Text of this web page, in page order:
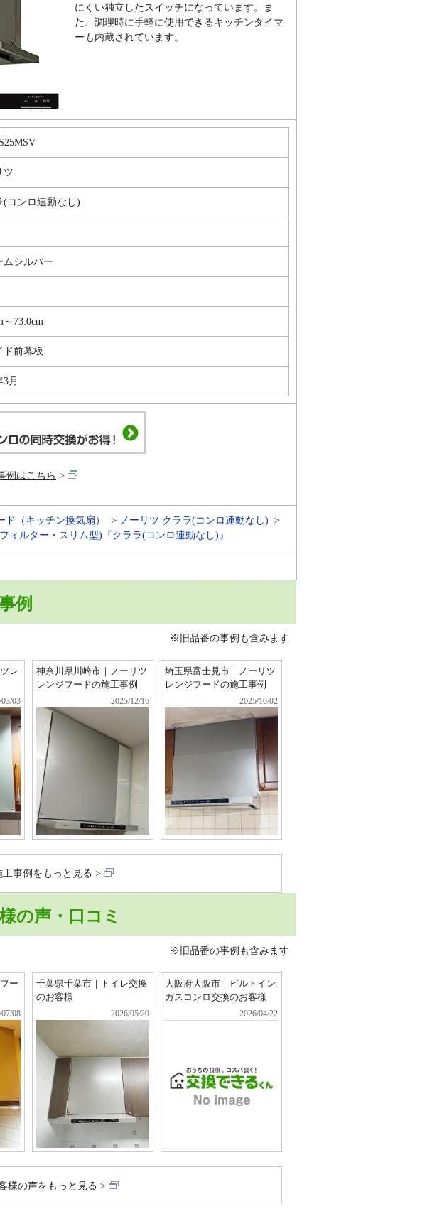
にくい独立したスイッチになっています。ま
た、調理時に手軽に使用できるキッチンタイマ
ーも内蔵されています。
ツ
(コンロ連動なし)
ムシルバー
～73.0cm
ド前幕板
3月
例はこちら
ド（キッチン換気扇）
ノーリツ クララ(コンロ連動なし)
ィルター・スリム型)『クララ(コンロ連動なし)』
例
※旧品番の事例も含みます
レ
03
神奈川県川崎市｜ノーリツ
レンジフードの施工事例
2025/12/16
埼玉県富士見市｜ノーリツ
レンジフードの施工事例
2025/10/02
工事例をもっと見る
の声・口コミ
※旧品番の事例も含みます
ー
08
千葉県千葉市｜トイレ交換
のお客様
2026/05/20
大阪府大阪市｜ビルトイン
ガスコンロ交換のお客様
2026/04/22
様の声をもっと見る